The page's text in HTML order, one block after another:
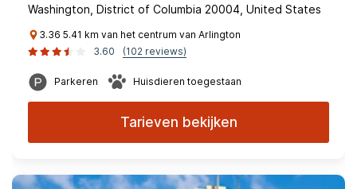
Washington, District of Columbia 20004, United States
3.36 5.41 km van het centrum van Arlington
3.60
(102 reviews)
Parkeren Huisdieren toegestaan
Tarieven bekijken